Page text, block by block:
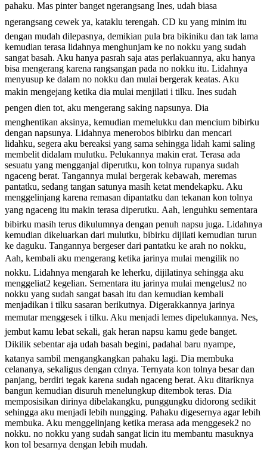
pahaku. Mas pinter banget ngerangsang Ines, udah biasa
ngerangsang cewek ya, kataklu terengah. CD ku yang minim itu
dengan mudah dilepasnya, demikian pula bra bikiniku dan tak lama
kemudian terasa lidahnya menghunjam ke no nokku yang sudah
sangat basah. Aku hanya pasrah saja atas perlakuannya, aku hanya
bisa mengerang karena rangsangan pada no nokku itu. Lidahnya
menyusup ke dalam no nokku dan mulai bergerak keatas. Aku
makin mengejang ketika dia mulai menjilati i tilku. Ines sudah
pengen dien tot, aku mengerang saking napsunya. Dia
menghentikan aksinya, kemudian memelukku dan mencium bibirku
dengan napsunya. Lidahnya menerobos bibirku dan mencari
lidahku, segera aku bereaksi yang sama sehingga lidah kami saling
membelit didalam mulutku. Pelukannya makin erat. Terasa ada
sesuatu yang mengganjal diperutku, kon tolnya rupanya sudah
ngaceng berat. Tangannya mulai bergerak kebawah, meremas
pantatku, sedang tangan satunya masih ketat mendekapku. Aku
menggelinjang karena remasan dipantatku dan tekanan kon tolnya
yang ngaceng itu makin terasa diperutku. Aah, lenguhku sementara
bibirku masih terus dikulumnya dengan penuh napsu juga. Lidahnya
kemudian dikeluarkan dari mulutku, bibirku dijilati kemudian turun
ke daguku. Tangannya bergeser dari pantatku ke arah no nokku,
Aah, kembali aku mengerang ketika jarinya mulai mengilik no
nokku. Lidahnya mengarah ke leherku, dijilatinya sehingga aku
menggeliat2 kegelian. Sementara itu jarinya mulai mengelus2 no
nokku yang sudah sangat basah itu dan kemudian kembali
menjadikan i tilku sasaran berikutnya. Digerakkannya jarinya
memutar menggesek i tilku. Aku menjadi lemes dipelukannya. Nes,
jembut kamu lebat sekali, gak heran napsu kamu gede banget.
Dikilik sebentar aja udah basah begini, padahal baru nyampe,
katanya sambil mengangkangkan pahaku lagi. Dia membuka
celananya, sekaligus dengan cdnya. Ternyata kon tolnya besar dan
panjang, berdiri tegak karena sudah ngaceng berat. Aku ditariknya
bangun kemudian disuruh menelungkup ditembok teras. Dia
memposisikan dirinya dibelakangku, punggungku didorong sedikit
sehingga aku menjadi lebih nungging. Pahaku digesernya agar lebih
membuka. Aku menggelinjang ketika merasa ada menggesek2 no
nokku. no nokku yang sudah sangat licin itu membantu masuknya
kon tol besarnya dengan lebih mudah.